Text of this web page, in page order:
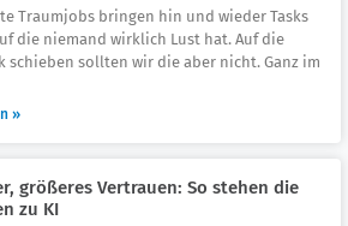
Traumjobs bringen hin und wieder Tasks
die niemand wirklich Lust hat. Auf die
schieben sollten wir die aber nicht. Ganz im
»
größeres Vertrauen: So stehen die
zu KI